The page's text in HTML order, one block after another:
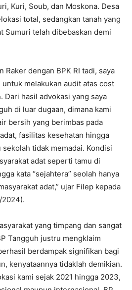
Kuri, Soub, dan Moskona. Desa
total, sedangkan tanah yang
Sumuri telah dibebaskan demi
Raker dengan BPK RI tadi, saya
untuk melakukan audit atas cost
Dari hasil advokasi yang saya
di luar dugaan, dimana kami
bersih yang berimbas pada
fasilitas kesehatan hingga
tidak memadai. Kondisi
adat seperti tamu di
kata “sejahtera” seolah hanya
adat,” ujar Filep kepada
2024).
yang timpang dan sangat
Tangguh justru mengklaim
berdampak signifikan bagi
kenyataannya tidaklah demikian.
kami sejak 2021 hingga 2023,